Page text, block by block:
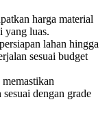
harga material
yang luas.
lahan hingga
sesuai budget
dengan grade